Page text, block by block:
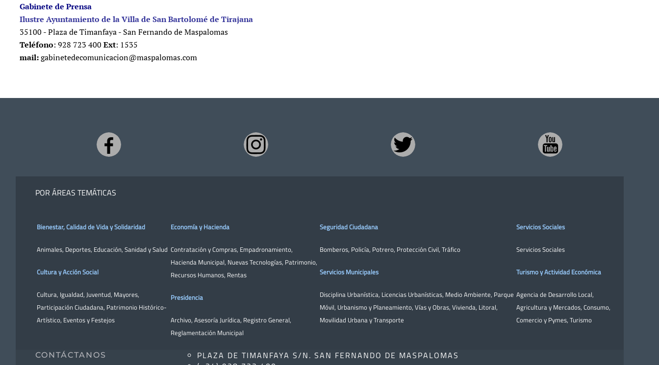
Gabinete de Prensa
Ilustre Ayuntamiento de la Villa de San Bartolomé de Tirajana
35100 - Plaza de Timanfaya - San Fernando de Maspalomas
Teléfono: 928 723 400 Ext: 1535
mail:gabinetedecomunicacion@maspalomas.com
POR ÁREAS TEMÁTICAS
Bienestar, Calidad de Vida y Solidaridad
Animales, Deportes, Educación, Sanidad y Salud
Cultura y Acción Social
Cultura, Igualdad, Juventud, Mayores,
Participación Ciudadana, Patrimonio Histórico-
Artístico, Eventos y Festejos
Economía y Hacienda
Contratación y Compras, Empadronamiento,
Hacienda Municipal, Nuevas Tecnologías, Patrimonio,
Recursos Humanos, Rentas
Presidencia
Archivo, Asesoría Jurídica, Registro General,
Reglamentación Municipal
Seguridad Ciudadana
Bomberos, Policía, Potrero, Protección Civil, Tráfico
Servicios Municipales
Disciplina Urbanística, Licencias Urbanísticas, Medio Ambiente, Parque
Móvil, Urbanismo y Planeamiento, Vías y Obras, Vivienda, Litoral,
Movilidad Urbana y Transporte
Servicios Sociales
Servicios Sociales
Turismo y Actividad Económica
Agencia de Desarrollo Local,
Agricultura y Mercados, Consumo,
Comercio y Pymes, Turismo
CONTÁCTANOS
PLAZA DE TIMANFAYA S/N. SAN FERNANDO DE MASPALOMAS